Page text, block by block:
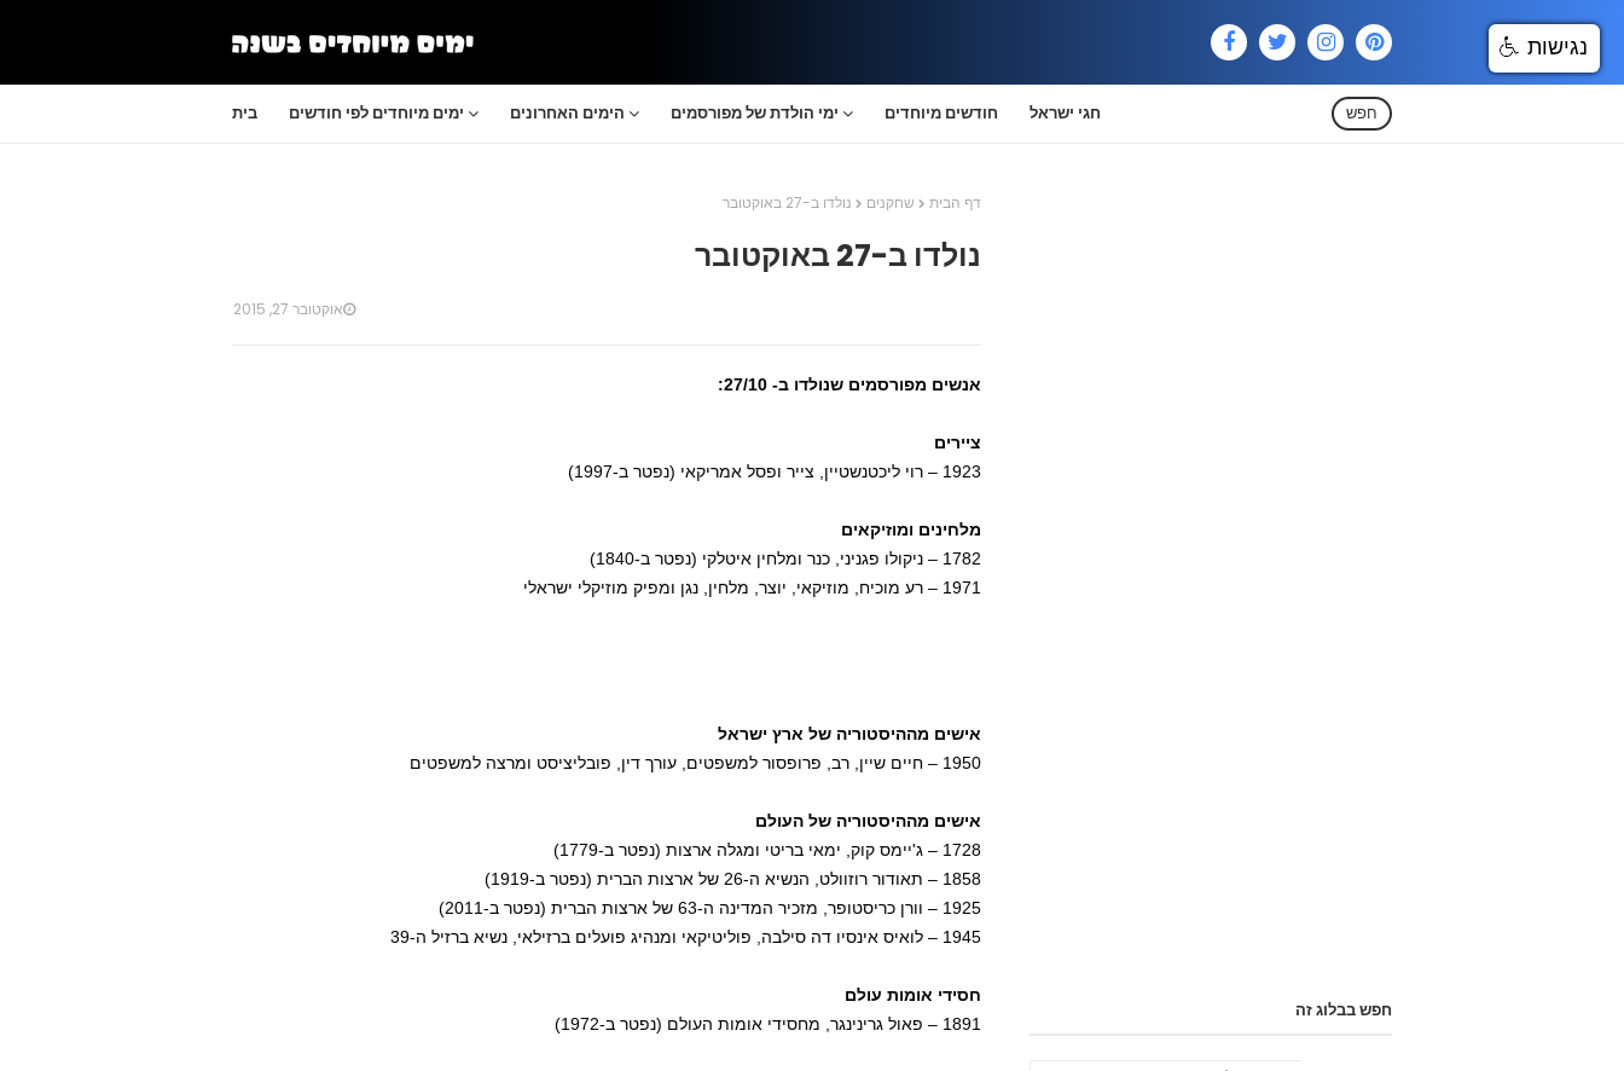
בית ימים מיוחדים לפי חודשים הימים האחרונים ימי הולדת של מפורסמים חודשים מיוחדים חגי ישראל חפש
דף הבית שחקנים נולדו ב-27 באוקטובר
נולדו ב-27 באוקטובר
אוקטובר 27, 2015
אנשים מפורסמים שנולדו ב- 27/10:
ציירים
1923 – רוי ליכטנשטיין, צייר ופסל אמריקאי (נפטר ב-1997)
מלחינים ומוזיקאים
1782 – ניקולו פגניני, כנר ומלחין איטלקי (נפטר ב-1840)
1971 – רע מוכיח, מוזיקאי, יוצר, מלחין, נגן ומפיק מוזיקלי ישראלי
אישים מההיסטוריה של ארץ ישראל
1950 – חיים שיין, רב, פרופסור למשפטים, עורך דין, פובליציסט ומרצה למשפטים
אישים מההיסטוריה של העולם
1728 – ג'יימס קוק, ימאי בריטי ומגלה ארצות (נפטר ב-1779)
1858 – תאודור רוזוולט, הנשיא ה-26 של ארצות הברית (נפטר ב-1919)
1925 – וורן כריסטופר, מזכיר המדינה ה-63 של ארצות הברית (נפטר ב-2011)
1945 – לואיס אינסיו דה סילבה, פוליטיקאי ומנהיג פועלים ברזילאי, נשיא ברזיל ה-39
חסידי אומות עולם
1891 – פאול גרינינגר, מחסידי אומות העולם (נפטר ב-1972)
חפש בבלוג זה
נגישות